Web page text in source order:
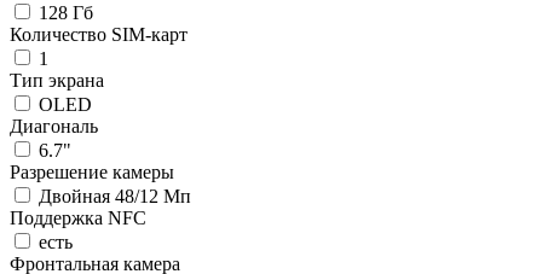
128 Гб
Количество SIM-карт
1
Тип экрана
OLED
Диагональ
6.7"
Разрешение камеры
Двойная 48/12 Мп
Поддержка NFC
есть
Фронтальная камера